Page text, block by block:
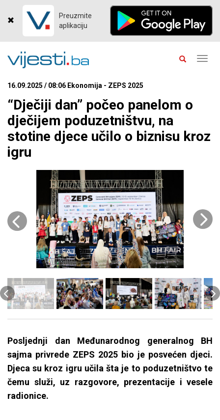
Preuzmite
aplikaciju
16.09.2025 / 08:06 Ekonomija - ZEPS 2025
“Dječiji dan” počeo panelom o
dječijem poduzetništvu, na
stotine djece učilo o biznisu kroz
igru
Posljednji dan Međunarodnog generalnog BH
sajma privrede ZEPS 2025 bio je posvećen djeci.
Djeca su kroz igru učila šta je to poduzetništvo te
čemu služi, uz razgovore, prezentacije i vesele
radionice.